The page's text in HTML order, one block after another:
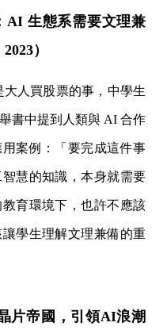
AI 生態系需要文理兼
）
人買股票的事，中學生
書中提到人類與 AI 合作
案例：「要完成這件事
慧的知識，本身就需要
育環境下，也許不應該
學生理解文理兼備的重
片帝國，引領AI浪潮